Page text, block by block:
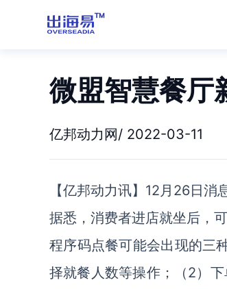
微盟智慧餐厅
亿邦动力网/ 2022-03-11
【亿邦动力讯】12月26日消
据悉，消费者进店就坐后，
程序码点餐可能会出现的三
择就餐人数等操作；（2）